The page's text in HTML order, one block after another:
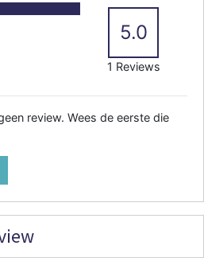
5.0
1 Reviews
review. Wees de eerste die